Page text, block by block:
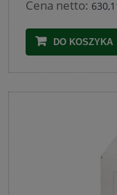
Cena netto:
DO KOSZYKA